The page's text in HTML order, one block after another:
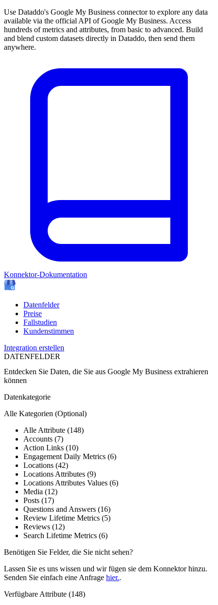
Use Dataddo's Google My Business connector to explore any data
available via the official API of Google My Business. Access
hundreds of metrics and attributes, from basic to advanced. Build
and blend custom datasets directly in Dataddo, then send them
anywhere.
Konnektor-Dokumentation
Datenfelder
Preise
Fallstudien
Kundenstimmen
Integration erstellen
DATENFELDER
Entdecken Sie Daten, die Sie aus Google My Business extrahieren
können
Datenkategorie
Alle Kategorien (Optional)
Alle Attribute (148)
Accounts (7)
Action Links (10)
Engagement Daily Metrics (6)
Locations (42)
Locations Attributes (9)
Locations Attributes Values (6)
Media (12)
Posts (17)
Questions and Answers (16)
Review Lifetime Metrics (5)
Reviews (12)
Search Lifetime Metrics (6)
Benötigen Sie Felder, die Sie nicht sehen?
Lassen Sie es uns wissen und wir fügen sie dem Konnektor hinzu.
Senden Sie einfach eine Anfrage hier..
Verfügbare Attribute (148)